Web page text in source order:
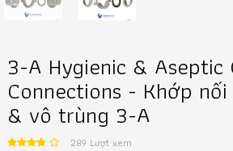
Previous
3-A Hygienic & Aseptic
Connections - Khớp
& vô trùng 3-A
289 Lượt xem